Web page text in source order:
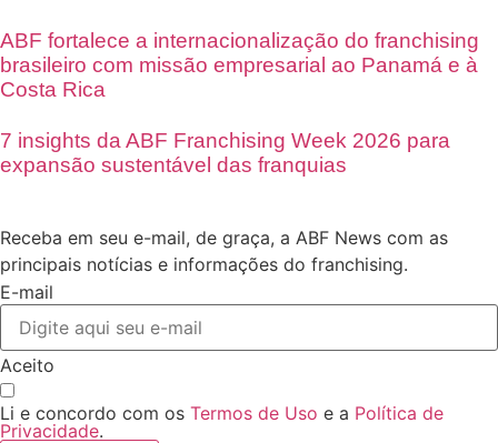
ABF fortalece a internacionalização do franchising
brasileiro com missão empresarial ao Panamá e à
Costa Rica
7 insights da ABF Franchising Week 2026 para
expansão sustentável das franquias
Receba em seu e-mail, de graça, a ABF News com as
principais notícias e informações do franchising.
E-mail
Aceito
Li e concordo com os Termos de Uso e a Política de
Privacidade.